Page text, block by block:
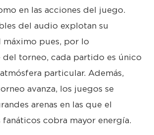
en las acciones del juego.
del audio explotan su
pues, por lo
torneo, cada partido es único
particular. Además,
avanza, los juegos se
arenas en las que el
cobra mayor energía.